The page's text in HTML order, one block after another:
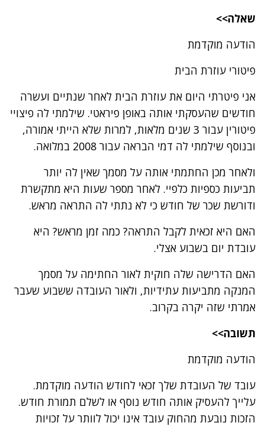
שאלה>>
הודעה מוקדמת
פיטורי עוזרת הבית
אני פיטרתי היום את עוזרת הבית לאחר שנתיים ועשרה
חודשים שהעסקתי אותה באופן פיראטי. שילמתי לה פיצויי
פיטורין עבור 3 שנים מלאות, למרות שלא הייתי אמורה,
ובנוסף שילמתי לה דמי הבראה עבור 2008 במלואה.
ולאחר מכן החתמתי אותה על מסמך שאין לה יותר
תביעות כספיות כלפיי. לאחר מספר שעות היא מתקשרת
ודורשת שכר של חודש כי לא נתתי לה התראה מראש.
האם היא זכאית לקבל התראה? כמה זמן מראש? היא
עובדת יום בשבוע אצלי.
האם הדרישה שלה חוקית לאור החתימה על מסמך
המנקה מתביעות עתידיות, ולאור העובדה ששבוע שעבר
אמרתי שזה יקרה בקרוב.
תשובה>>
הודעה מוקדמת
עובד של העובדת שלך זכאי לחודש הודעה מוקדמת.
עלייך להעסיק אותה חודש נוסף או לשלם תמורת חודש.
הזכות נובעת מהחוק עובד אינו יכול לוותר על זכויות